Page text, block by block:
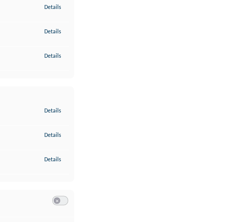
Details
Details
Details
Details
Details
Details